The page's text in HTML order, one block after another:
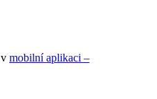
mobilní aplikaci –